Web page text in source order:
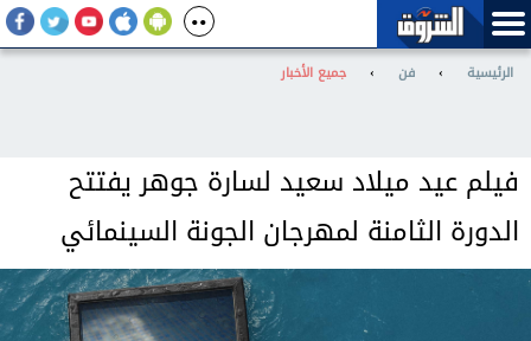
الرئيسية › فن › جميع الأخبار
فيلم عيد ميلاد سعيد لسارة جوهر يفتتح
الدورة الثامنة لمهرجان الجونة السينمائي